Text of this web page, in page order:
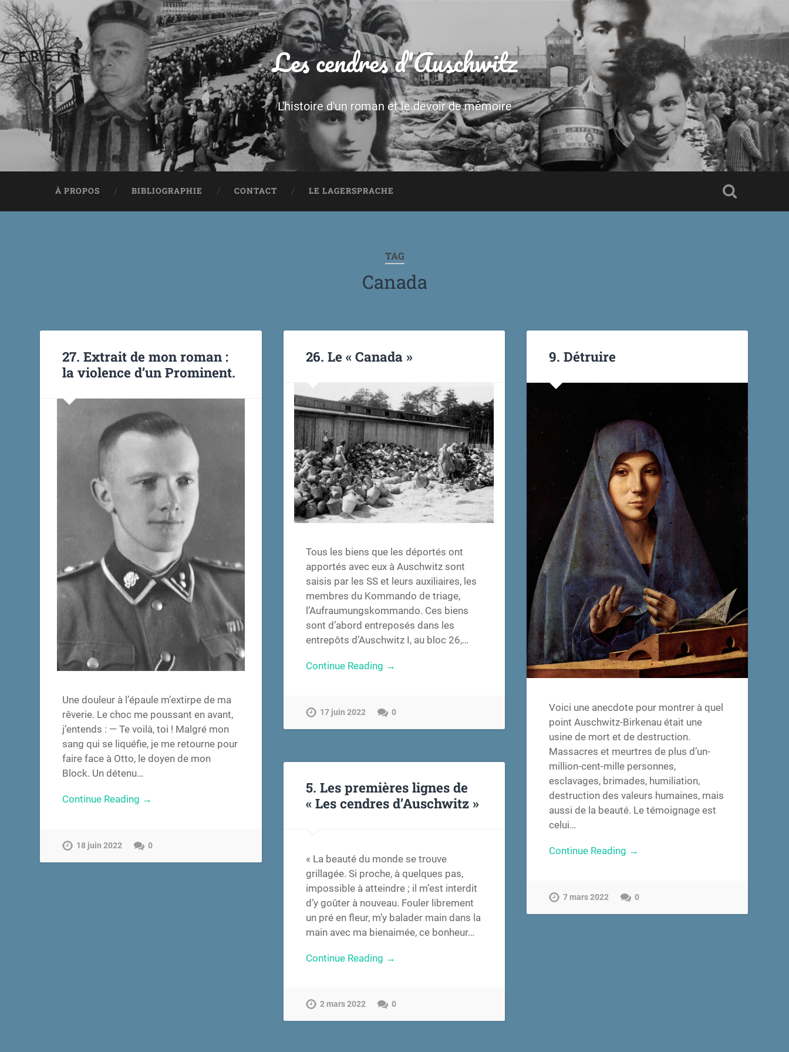
Les cendres d'Auschwitz
L'histoire d'un roman et le devoir de mémoire
À PROPOS BIBLIOGRAPHIE CONTACT LE LAGERSPRACHE
TAG
Canada
27. Extrait de mon roman :
la violence d’un Prominent.
Une douleur à l’épaule m’extirpe de ma
rêverie. Le choc me poussant en avant,
j’entends : — Te voilà, toi ! Malgré mon
sang qui se liquéfie, je me retourne pour
faire face à Otto, le doyen de mon
Block. Un détenu…
Continue Reading →
18 juin 2022 0
26. Le « Canada »
Tous les biens que les déportés ont
apportés avec eux à Auschwitz sont
saisis par les SS et leurs auxiliaires, les
membres du Kommando de triage,
l’Aufraumungskommando. Ces biens
sont d’abord entreposés dans les
entrepôts d’Auschwitz I, au bloc 26,…
Continue Reading →
17 juin 2022 0
9. Détruire
Voici une anecdote pour montrer à quel
point Auschwitz-Birkenau était une
usine de mort et de destruction.
Massacres et meurtres de plus d’un-
million-cent-mille personnes,
esclavages, brimades, humiliation,
destruction des valeurs humaines, mais
aussi de la beauté. Le témoignage est
celui…
Continue Reading →
7 mars 2022 0
5. Les premières lignes de
« Les cendres d’Auschwitz »
« La beauté du monde se trouve
grillagée. Si proche, à quelques pas,
impossible à atteindre ; il m’est interdit
d’y goûter à nouveau. Fouler librement
un pré en fleur, m’y balader main dans la
main avec ma bienaimée, ce bonheur…
Continue Reading →
2 mars 2022 0